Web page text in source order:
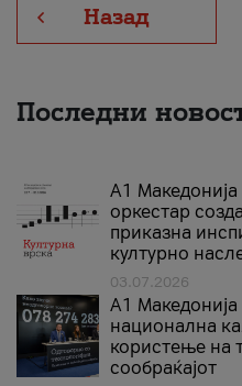
Назад
Последни
А1
оркестар
приказна
културно
03.07.2026
A1
национална
користење на
сообраќајот